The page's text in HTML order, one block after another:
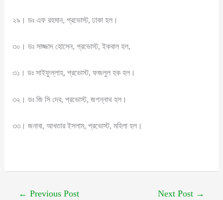
২৯। ডঃ এফ রহমান, প্রভোস্ট, ঢাকা হল।
৩০। ডঃ সাজ্জাদ হোসেন, প্রভোস্ট, ইকবাল হল,
৩১। ডঃ সাইফুল্লাহ, প্রভোস্ট, ফজলুল হক হল।
৩২। ডঃ জি সি দেব, প্রভোস্ট, জগন্নাথ হল।
৩৩। জনাবা, আখতার ইসলাম, প্রভোস্ট, মহিলা হল।
← Previous Post Next Post →